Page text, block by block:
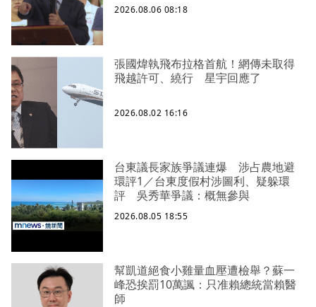
2026.08.06 08:18
張國煒執飛布拉格首航！網傳未取得
飛越許可、繞行 星宇回應了
2026.08.02 16:16
台東議長家族爭議連爆 涉占農地避
環評1／台東度假村涉圖利、疑躲環
評 吳秀華爭議：概無參與
2026.08.05 18:55
幫凱道絕食小雞量血壓遭檢舉？蘇一
峰恐挨罰10萬諷：只准賴總統當賴醫
師